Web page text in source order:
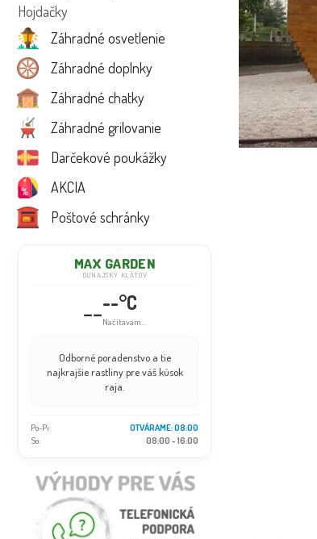
Hojdačky
Záhradné osvetlenie
Záhradné doplnky
Záhradné chatky
Záhradné grilovanie
Darčekové poukážky
AKCIA
Poštové schránky
MAX GARDEN
DUNAJSKÝ KLÁTOV
----°C
Načítavam...
Odborné poradenstvo a tie
najkrajšie rastliny pre váš kúsok
raja.
Po-Pi:
OTVÁRAME: 08:00
So:
08:00 - 16:00